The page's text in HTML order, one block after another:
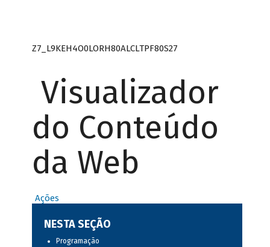
Z7_L9KEH4O0LORH80ALCLTPF80S27
Visualizador
do Conteúdo
da Web
Ações
NESTA SEÇÃO
Programação